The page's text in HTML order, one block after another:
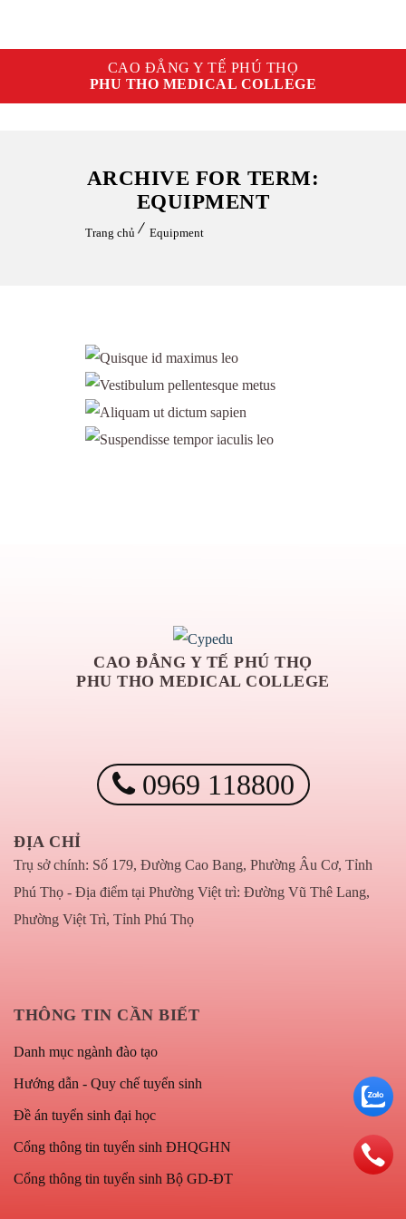
CAO ĐẲNG Y TẾ PHÚ THỌ
PHU THO MEDICAL COLLEGE
ARCHIVE FOR TERM:
EQUIPMENT
Trang chủ Equipment
CAO ĐẲNG Y TẾ PHÚ THỌ
PHU THO MEDICAL COLLEGE
0969 118800
ĐỊA CHỈ
Trụ sở chính: Số 179, Đường Cao Bang, Phường Âu Cơ, Tỉnh
Phú Thọ - Địa điểm tại Phường Việt trì: Đường Vũ Thê Lang,
Phường Việt Trì, Tỉnh Phú Thọ
THÔNG TIN CẦN BIẾT
Danh mục ngành đào tạo
Hướng dẫn - Quy chế tuyển sinh
Đề án tuyển sinh đại học
Cổng thông tin tuyển sinh ĐHQGHN
Cổng thông tin tuyển sinh Bộ GD-ĐT